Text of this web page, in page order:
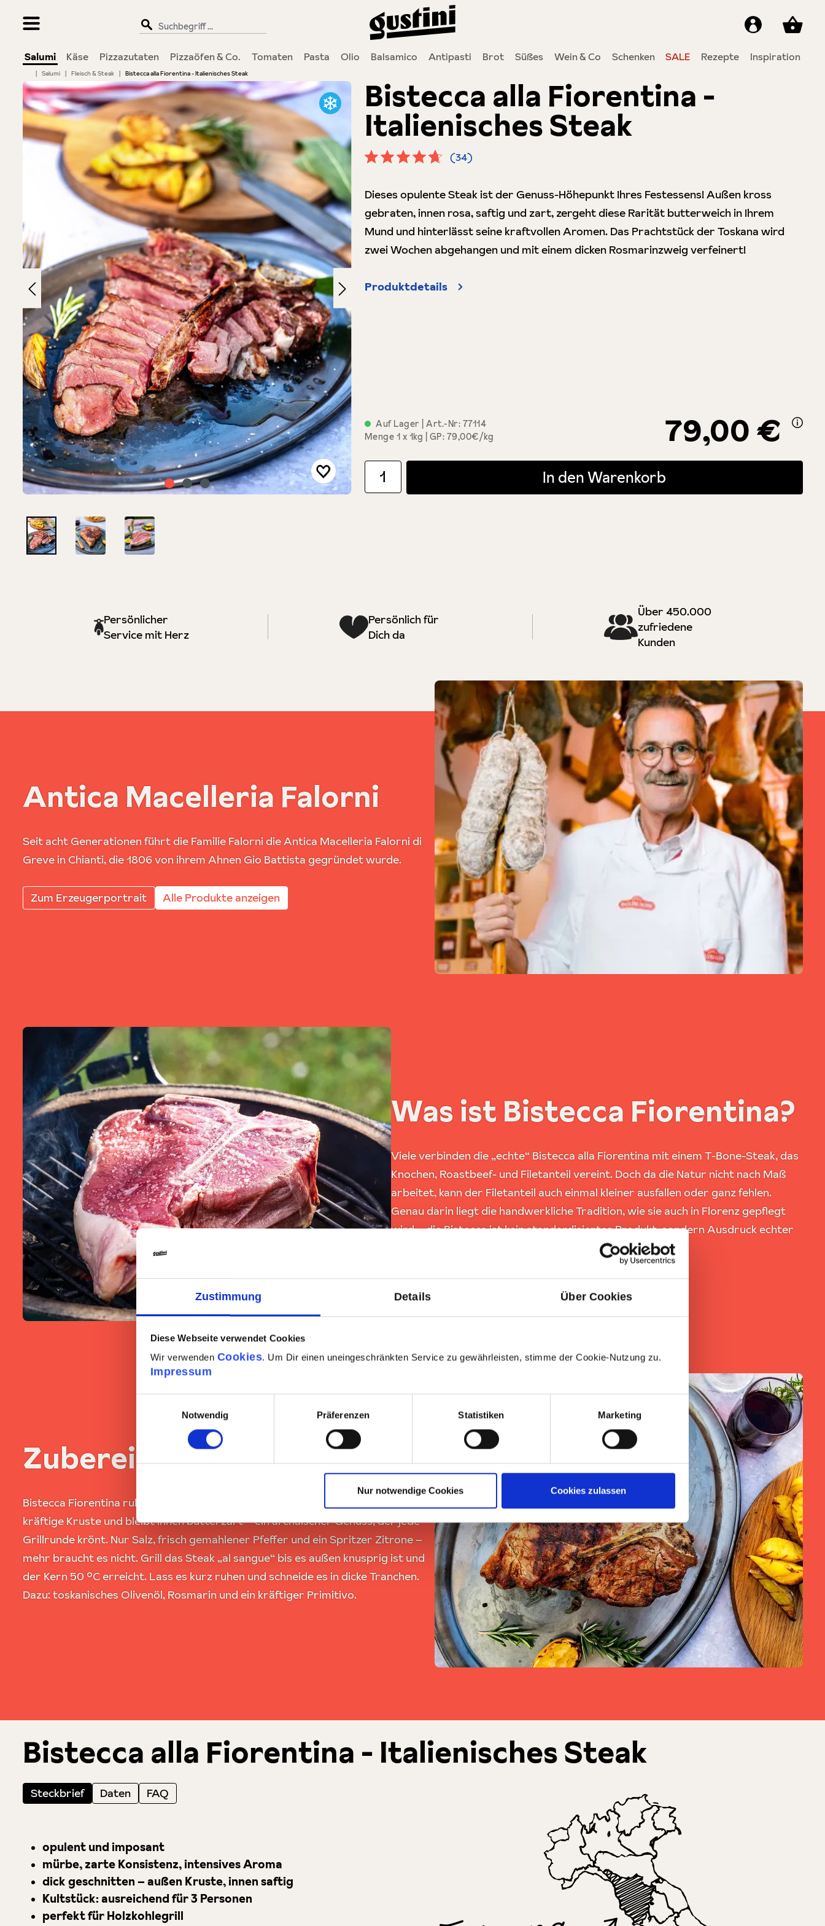
Zustimmung Details Über Cookies
Diese Webseite verwendet Cookies
Wir verwenden Cookies. Um Dir einen uneingeschränkten Service zu gewährleisten, stimme der Cookie-Nutzung zu.
Impressum
Notwendig
Präferenzen Statistiken Marketing
Nur notwendige Cookies Cookies zulassen
Salumi Käse Pizzazutaten Pizzaöfen & Co. Tomaten Pasta Olio Balsamico Antipasti Brot Süßes Wein & Co Schenken SALE Rezepte Inspiration
| Salumi | Fleisch & Steak | Bistecca alla Fiorentina - Italienisches Steak
Bildergalerie überspringen
Auf Lager | Art.-Nr: 77114
Menge 1 x 1kg GP: 79,00€/kg 79,00 €
Bistecca alla Fiorentina -
Italienisches Steak
(34)
Dieses opulente Steak ist der Genuss-Höhepunkt Ihres Festessens! Außen kross
gebraten, innen rosa, saftig und zart, zergeht diese Rarität butterweich in Ihrem
Mund und hinterlässt seine kraftvollen Aromen. Das Prachtstück der Toskana wird
zwei Wochen abgehangen und mit einem dicken Rosmarinzweig verfeinert!
Produktdetails
Produkt Anzahl: Gib den gewünschten Wert ein oder benutze die Schaltflächen um die Anzahl zu erhöhen oder zu
In den Warenkorb
Persönlicher
Service mit Herz
Persönlich für
Dich da
Über 450.000
zufriedene
Kunden
Antica Macelleria Falorni
Seit acht Generationen führt die Familie Falorni die Antica Macelleria Falorni di
Greve in Chianti, die 1806 von ihrem Ahnen Gio Battista gegründet wurde.
Zum Erzeugerportrait Alle Produkte anzeigen
Was ist Bistecca Fiorentina?
Viele verbinden die „echte“ Bistecca alla Fiorentina mit einem T-Bone-Steak, das
Knochen, Roastbeef- und Filetanteil vereint. Doch da die Natur nicht nach Maß
arbeitet, kann der Filetanteil auch einmal kleiner ausfallen oder ganz fehlen.
Genau darin liegt die handwerkliche Tradition, wie sie auch in Florenz gepflegt
wird – die Bistecca ist kein standardisiertes Produkt, sondern Ausdruck echter
Zubereitung wie in Florenz
Bistecca Fiorentina ruht auf dem Grill über Holzkohle, bekommt außen eine
kräftige Kruste und bleibt innen butterzart – ein archaischer Genuss, der jede
Grillrunde krönt. Nur Salz, frisch gemahlener Pfeffer und ein Spritzer Zitrone –
mehr braucht es nicht. Grill das Steak „al sangue“ bis es außen knusprig ist und
der Kern 50 °C erreicht. Lass es kurz ruhen und schneide es in dicke Tranchen.
Dazu: toskanisches Olivenöl, Rosmarin und ein kräftiger Primitivo.
Bistecca alla Fiorentina - Italienisches Steak
Steckbrief Daten FAQ
opulent und imposant
mürbe, zarte Konsistenz, intensives Aroma
dick geschnitten – außen Kruste, innen saftig
Kultstück: ausreichend für 3 Personen
perfekt für Holzkohlegrill